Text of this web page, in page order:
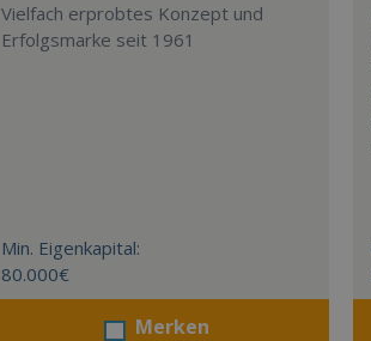
Vielfach erprobtes Konzept und
Erfolgsmarke seit 1961
Min. Eigenkapital:
80.000€
Merken